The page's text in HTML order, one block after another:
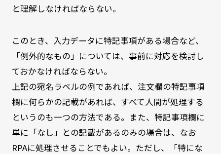
と理解しなければならない。
このとき、入力データに特記事項がある場合など、
「例外的なもの」については、事前に対応を検討し
ておかなければならない。
上記の宛名ラベルの例であれば、注文欄の特記事項
欄に何らかの記載があれば、すべて人間が処理する
というのも一つの方法である。また、特記事項欄に
単に「なし」との記載があるのみの場合は、なお
RPAに処理させることでもよい。ただし、「特にな